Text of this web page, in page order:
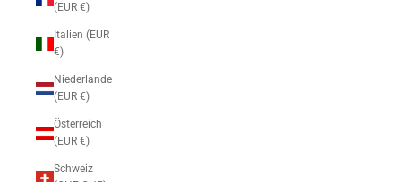
(EUR €)
Italien (EUR
€)
Niederlande
(EUR €)
Österreich
(EUR €)
Schweiz